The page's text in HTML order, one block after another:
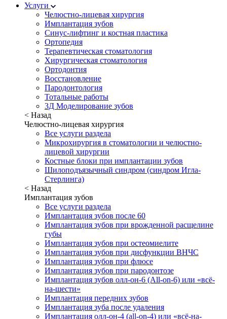
Услуги
Челюстно-лицевая хирургия
Имплантация зубов
Синус-лифтинг и костная пластика
Ортопедия
Терапевтическая стоматология
Хирургическая стоматология
Ортодонтия
Восстановление
Пародонтология
Тотальные работы
3Д Моделирование зубов
< Назад
Челюстно-лицевая хирургия
Все услуги раздела
Микрохирургия в стоматологии и челюстно-
лицевой хирургии
Костные блоки при имплантации зубов
Шилоподъязычный синдром (синдром Игла-
Стерлинга)
< Назад
Имплантация зубов
Все услуги раздела
Имплантация зубов после 60
Имплантация зубов при врожденной расщелине
губы
Имплантация зубов при остеомиелите
Имплантация зубов при дисфункции ВНЧС
Имплантация зубов при флюсе
Имплантация зубов при пародонтозе
Имплантация зубов олл-он-6 (All-on-6) или «всё-
на-шести»
Имплантация передних зубов
Имплантация зуба после удаления
Имплантация олл-он-4 (all-on-4) или «всё-на-